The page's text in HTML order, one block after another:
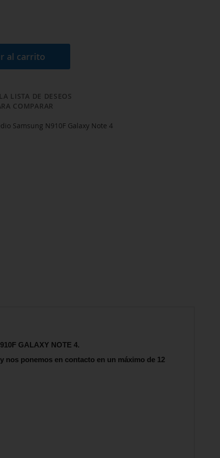
al carrito
LISTA DE DESEOS
COMPARAR
Samsung N910F Galaxy Note 4
GALAXY NOTE 4.
nos ponemos en contacto en un máximo de 12